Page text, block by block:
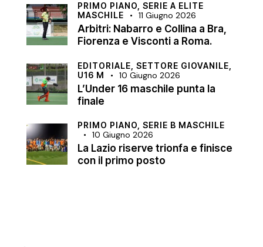
PRIMO PIANO, SERIE A ELITE
MASCHILE
11 Giugno 2026
Arbitri: Nabarro e Collina a Bra,
Fiorenza e Visconti a Roma.
EDITORIALE, SETTORE GIOVANILE,
U16 M
10 Giugno 2026
L’Under 16 maschile punta la
finale
PRIMO PIANO, SERIE B MASCHILE
10 Giugno 2026
La Lazio riserve trionfa e finisce
con il primo posto